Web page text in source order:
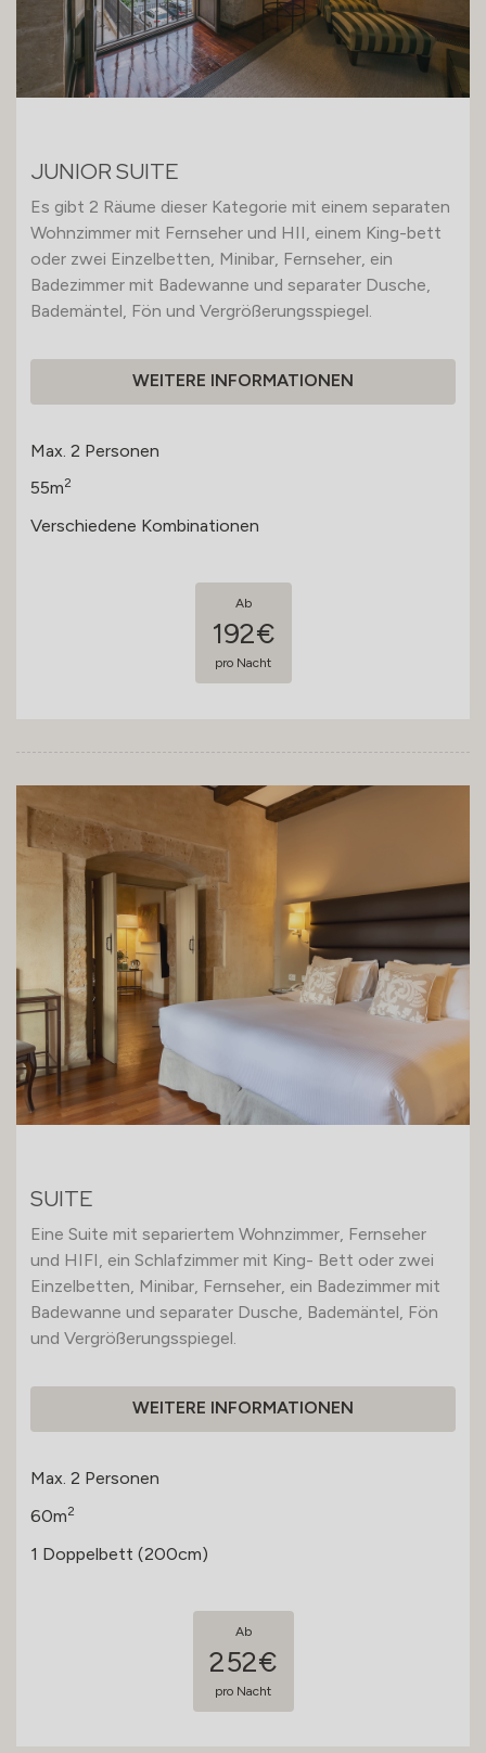
JUNIOR SUITE
Es gibt 2 Räume dieser Kategorie mit einem separaten
Wohnzimmer mit Fernseher und HII, einem King-bett
oder zwei Einzelbetten, Minibar, Fernseher, ein
Badezimmer mit Badewanne und separater Dusche,
Bademäntel, Fön und Vergrößerungsspiegel.
WEITERE INFORMATIONEN
Max. 2 Personen
55m2
Verschiedene Kombinationen
Ab
192€
pro Nacht
SUITE
Eine Suite mit separiertem Wohnzimmer, Fernseher
und HIFI, ein Schlafzimmer mit King- Bett oder zwei
Einzelbetten, Minibar, Fernseher, ein Badezimmer mit
Badewanne und separater Dusche, Bademäntel, Fön
und Vergrößerungsspiegel.
WEITERE INFORMATIONEN
Max. 2 Personen
60m2
1 Doppelbett (200cm)
Ab
252€
pro Nacht